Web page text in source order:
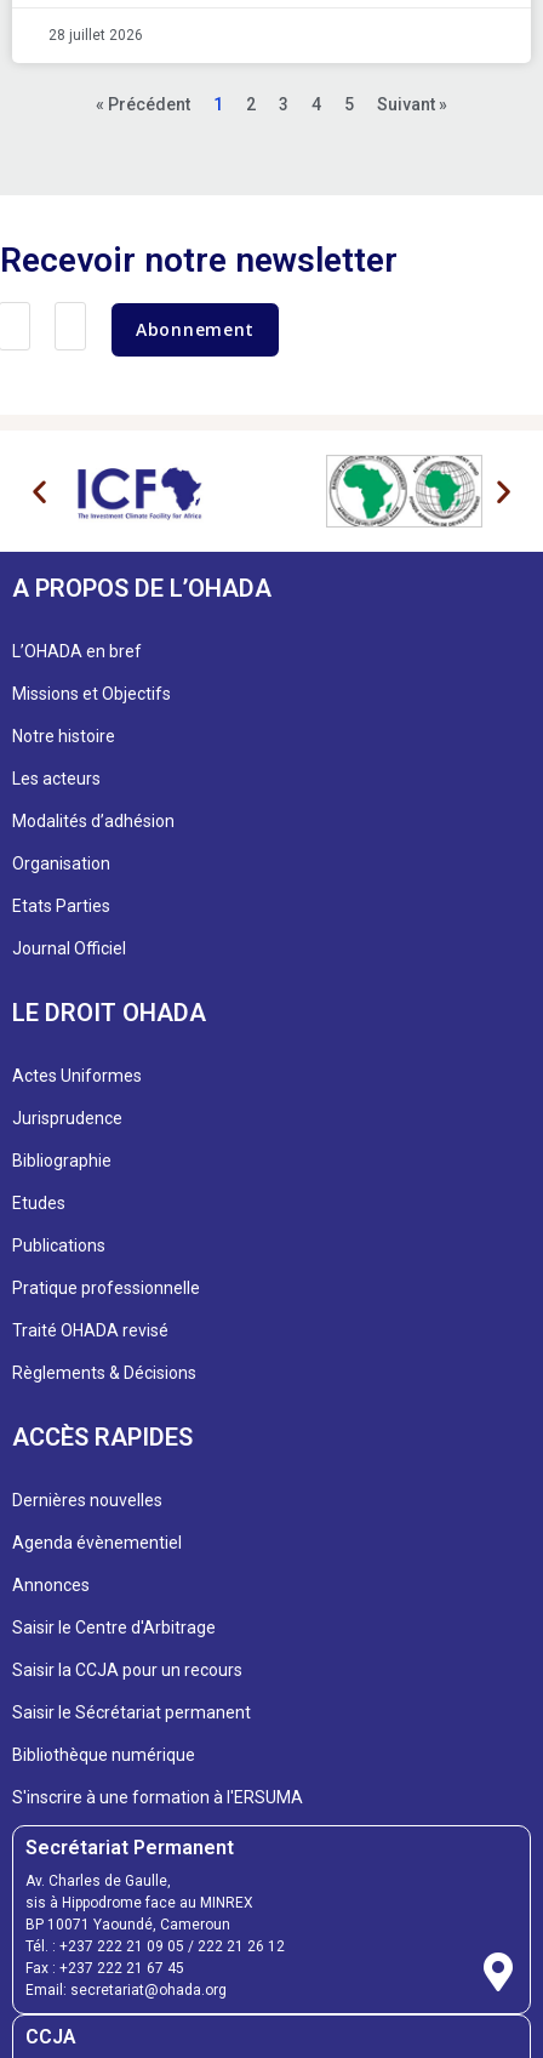
28 juillet 2026
« Précédent 1 2 3 4 5 Suivant »
Recevoir notre newsletter
Abonnement
A PROPOS DE L’OHADA
L’OHADA en bref
Missions et Objectifs
Notre histoire
Les acteurs
Modalités d’adhésion
Organisation
Etats Parties
Journal Officiel
LE DROIT OHADA
Actes Uniformes
Jurisprudence
Bibliographie
Etudes
Publications
Pratique professionnelle
Traité OHADA revisé
Règlements & Décisions
ACCÈS RAPIDES
Dernières nouvelles
Agenda évènementiel
Annonces
Saisir le Centre d'Arbitrage
Saisir la CCJA pour un recours
Saisir le Sécrétariat permanent
Bibliothèque numérique
S'inscrire à une formation à l'ERSUMA
Secrétariat Permanent
Av. Charles de Gaulle,
sis à Hippodrome face au MINREX
BP 10071 Yaoundé, Cameroun
Tél. : +237 222 21 09 05 / 222 21 26 12
Fax : +237 222 21 67 45
Email: secretariat@ohada.org
CCJA